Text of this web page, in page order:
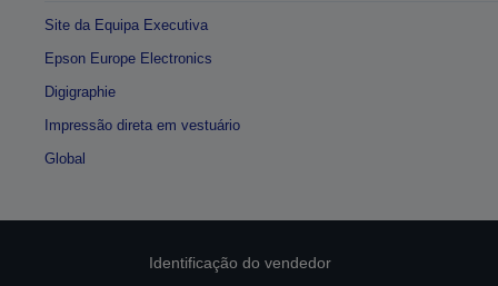
Site da Equipa Executiva
Epson Europe Electronics
Digigraphie
Impressão direta em vestuário
Global
Identificação do vendedor